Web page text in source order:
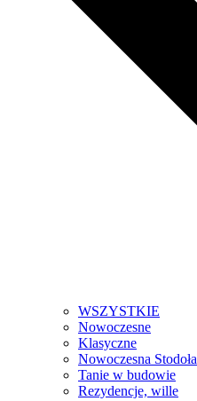
WSZYSTKIE
Nowoczesne
Klasyczne
Nowoczesna Stodoła
Tanie w budowie
Rezydencje, wille